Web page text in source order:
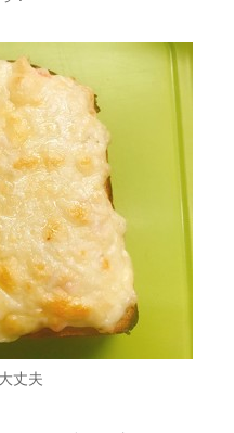
丈夫